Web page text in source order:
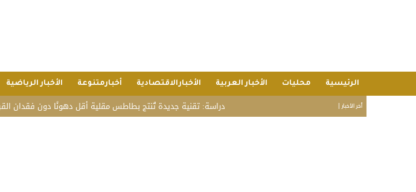
الرئيسية محليات الأخبار العربية الأخبارالاقتصادية أخبارمتنوعة الأخبار الرياضية
أخر الأخبار | دراسة: تقنية جديدة تُنتج بطاطس مقلية أقل دهونًا دون فقدان القرمشة